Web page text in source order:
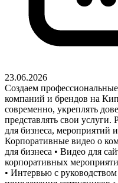
23.06.2026
Создаем
компаний и брендов на
современно, укреплять
представлять свои
для бизнеса, мероприятий
Корпоративные видео о
для бизнеса • Видео для
корпоративных
• Интервью с